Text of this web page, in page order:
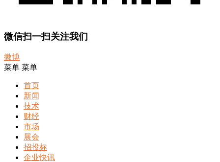
微信扫一扫关注我们
微博
菜单 菜单
首页
新闻
技术
财经
市场
展会
招投标
企业快讯